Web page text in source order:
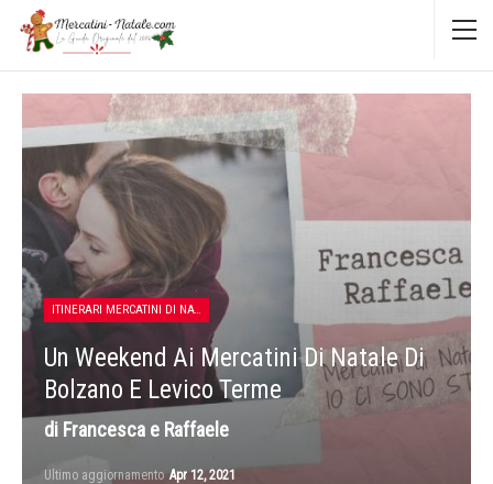
ITINERARI MERCATINI DI NATALE
Un Weekend Ai Mercatini Di Natale Di
Bolzano E Levico Terme
di Francesca e Raffaele
Ultimo aggiornamentoApr 12, 2021